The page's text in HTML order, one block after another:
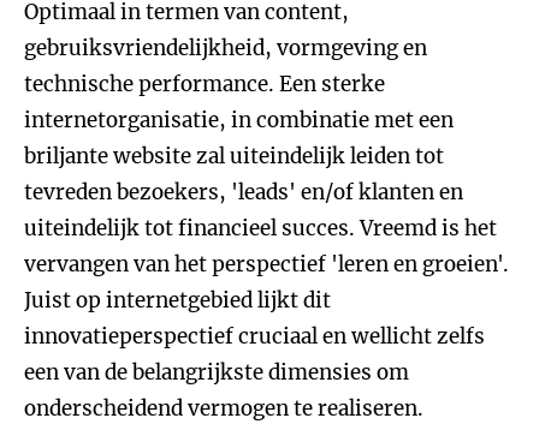
Optimaal in termen van content,
gebruiksvriendelijkheid, vormgeving en
technische performance. Een sterke
internetorganisatie, in combinatie met een
briljante website zal uiteindelijk leiden tot
tevreden bezoekers, 'leads' en/of klanten en
uiteindelijk tot financieel succes. Vreemd is het
vervangen van het perspectief 'leren en groeien'.
Juist op internetgebied lijkt dit
innovatieperspectief cruciaal en wellicht zelfs
een van de belangrijkste dimensies om
onderscheidend vermogen te realiseren.